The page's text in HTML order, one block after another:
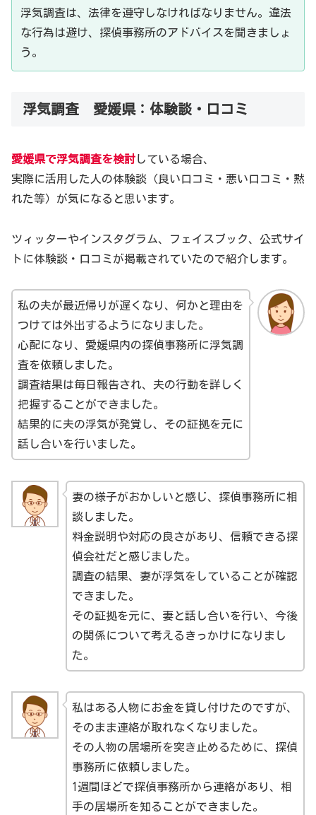
浮気調査は、法律を遵守しなければなりません。違法
な行為は避け、探偵事務所のアドバイスを聞きましょ
う。
浮気調査 愛媛県：体験談・口コミ
愛媛県で浮気調査を検討している場合、
実際に活用した人の体験談（良い口コミ・悪い口コミ・黙
れた等）が気になると思います。
ツィッターやインスタグラム、フェイスブック、公式サイ
トに体験談・口コミが掲載されていたので紹介します。
私の夫が最近帰りが遅くなり、何かと理由を
つけては外出するようになりました。
心配になり、愛媛県内の探偵事務所に浮気調
査を依頼しました。
調査結果は毎日報告され、夫の行動を詳しく
把握することができました。
結果的に夫の浮気が発覚し、その証拠を元に
話し合いを行いました。
妻の様子がおかしいと感じ、探偵事務所に相
談しました。
料金説明や対応の良さがあり、信頼できる探
偵会社だと感じました。
調査の結果、妻が浮気をしていることが確認
できました。
その証拠を元に、妻と話し合いを行い、今後
の関係について考えるきっかけになりまし
た。
私はある人物にお金を貸し付けたのですが、
そのまま連絡が取れなくなりました。
その人物の居場所を突き止めるために、探偵
事務所に依頼しました。
1週間ほどで探偵事務所から連絡があり、相
手の居場所を知ることができました。